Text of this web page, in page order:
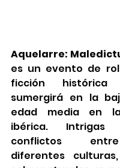
Aquelarre:
es un evento de
ficción
sumergirá en la
edad media en
ibérica. Intrigas
conflictos
diferentes